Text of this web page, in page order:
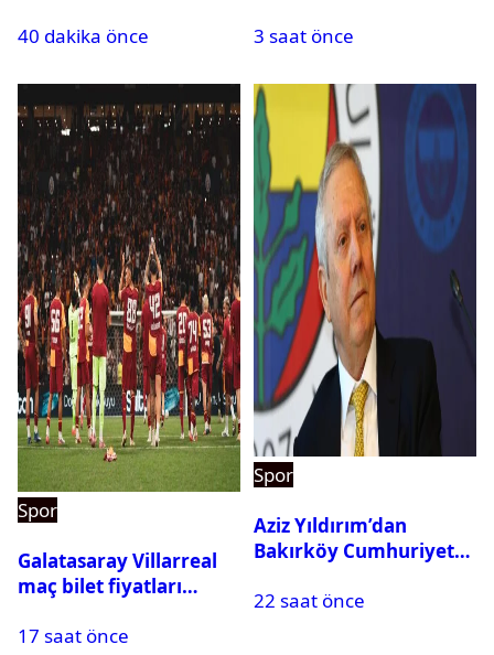
40 dakika önce
3 saat önce
Spor
Galatasaray Villarreal
maç bilet fiyatları
17 saat önce
Spor
Aziz Yıldırım’dan
Bakırköy Cumhuriyet
duyurusu
22 saat önce